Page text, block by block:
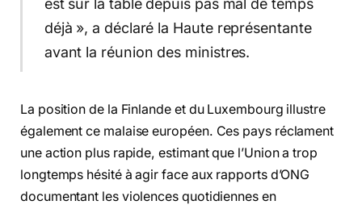
est sur la table depuis pas mal de temps
déjà », a déclaré la Haute représentante
avant la réunion des ministres.
La position de la Finlande et du Luxembourg illustre
également ce malaise européen. Ces pays réclament
une action plus rapide, estimant que l’Union a trop
longtemps hésité à agir face aux rapports d’ONG
documentant les violences quotidiennes en